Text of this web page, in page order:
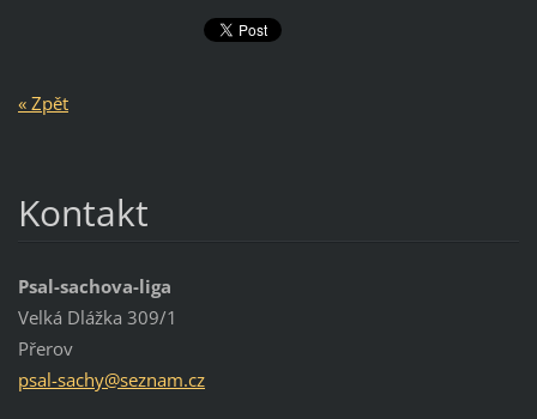
« Zpět
Kontakt
Psal-sachova-liga
Velká Dlážka 309/1
Přerov
psal-sachy@seznam.cz